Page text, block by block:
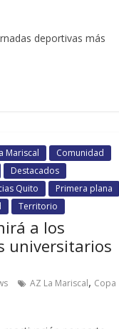
deportivas más
Mariscal
Comunidad
Destacados
Quito
Primera plana
Territorio
a los
universitarios
AZ La Mariscal, Copa